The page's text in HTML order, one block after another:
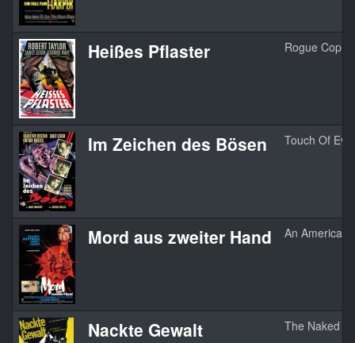
Heißes Pflaster Rogue Cop
Im Zeichen des Bösen Touch Of Evil
Mord aus zweiter Hand An American
Nackte Gewalt The Naked